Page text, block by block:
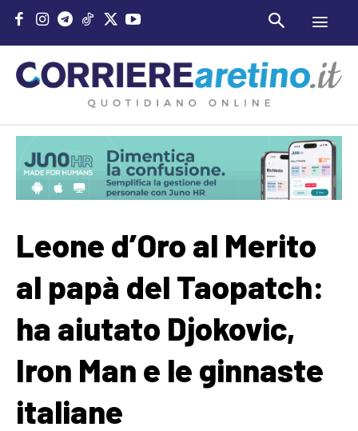
Leone d’Oro al Merito
al papà del Taopatch:
ha aiutato Djokovic,
Iron Man e le ginnaste
italiane